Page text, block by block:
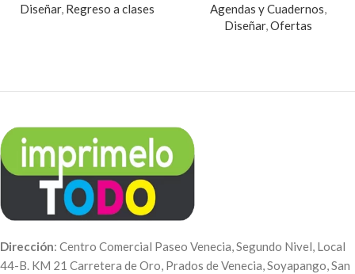
Diseñar, Regreso a clases Agendas y Cuadernos,
Diseñar,Ofertas
Dirección: Centro Comercial Paseo Venecia, Segundo Nivel, Local
44-B. KM 21 Carretera de Oro, Prados de Venecia, Soyapango, San